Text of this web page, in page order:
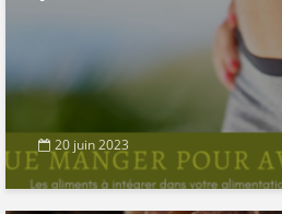
20 juin 2023